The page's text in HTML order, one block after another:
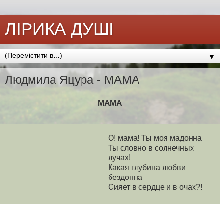
ЛІРИКА ДУШІ
▼
Людмила Яцура - МАМА
МАМА
О! мама! Ты моя мадонна
Ты словно в солнечных
лучах!
Какая глубина любви
бездонна
Сияет в сердце и в очах?!